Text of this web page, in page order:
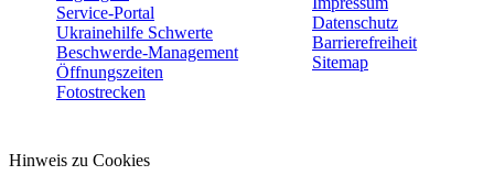
Service-Portal
Ukrainehilfe Schwerte
Beschwerde-Management
Öffnungszeiten
Fotostrecken
Datenschutz
Barrierefreiheit
Sitemap
Hinweis zu Cookies